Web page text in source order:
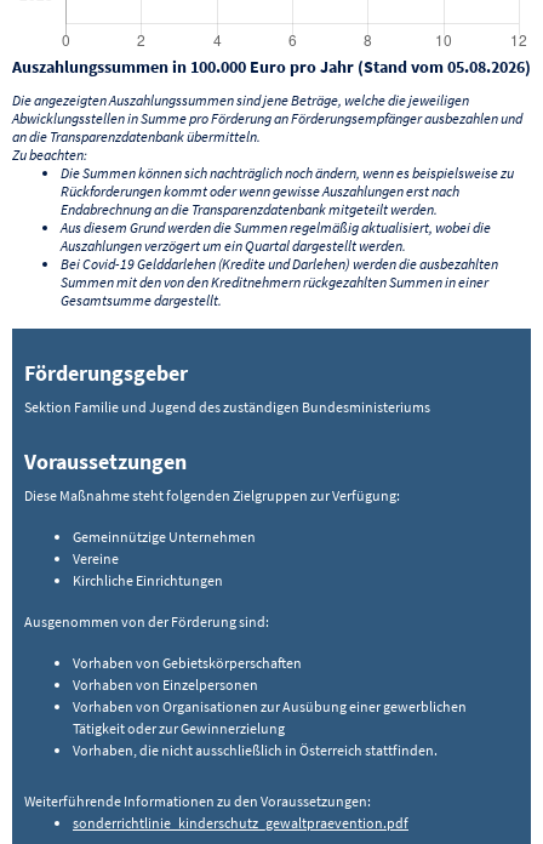
Auszahlungssummen in 100.000 Euro pro Jahr (Stand vom 05.08.2026)
Die angezeigten Auszahlungssummen sind jene Beträge, welche die jeweiligen
Abwicklungsstellen in Summe pro Förderung an Förderungsempfänger ausbezahlen und
an die Transparenzdatenbank übermitteln.
Zu beachten:
Die Summen können sich nachträglich noch ändern, wenn es beispielsweise zu
Rückforderungen kommt oder wenn gewisse Auszahlungen erst nach
Endabrechnung an die Transparenzdatenbank mitgeteilt werden.
Aus diesem Grund werden die Summen regelmäßig aktualisiert, wobei die
Auszahlungen verzögert um ein Quartal dargestellt werden.
Bei Covid-19 Gelddarlehen (Kredite und Darlehen) werden die ausbezahlten
Summen mit den von den Kreditnehmern rückgezahlten Summen in einer
Gesamtsumme dargestellt.
Förderungsgeber
Sektion Familie und Jugend des zuständigen Bundesministeriums
Voraussetzungen
Diese Maßnahme steht folgenden Zielgruppen zur Verfügung:
Gemeinnützige Unternehmen
Vereine
Kirchliche Einrichtungen
Ausgenommen von der Förderung sind:
Vorhaben von Gebietskörperschaften
Vorhaben von Einzelpersonen
Vorhaben von Organisationen zur Ausübung einer gewerblichen
Tätigkeit oder zur Gewinnerzielung
Vorhaben, die nicht ausschließlich in Österreich stattfinden.
Weiterführende Informationen zu den Voraussetzungen:
sonderrichtlinie_kinderschutz_gewaltpraevention.pdf